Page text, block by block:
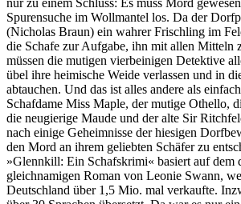
Spurensuche im Wollmantel los. Da der
(Nicholas Braun) ein wahrer Frischling im
die Schafe zur Aufgabe, ihn mit allen Mitteln
müssen die mutigen vierbeinigen Detektive
übel ihre heimische Weide verlassen und in
abtauchen. Und das ist alles andere als
Schafdame Miss Maple, der mutige Othello,
die neugierige Maude und der alte Sir
nach einige Geheimnisse der hiesigen
den Mord an ihrem geliebten Schäfer zu
»Glennkill: Ein Schafskrimi« basiert auf dem
gleichnamigen Roman von Leonie Swann,
Deutschland über 1,5 Mio. mal verkaufte.